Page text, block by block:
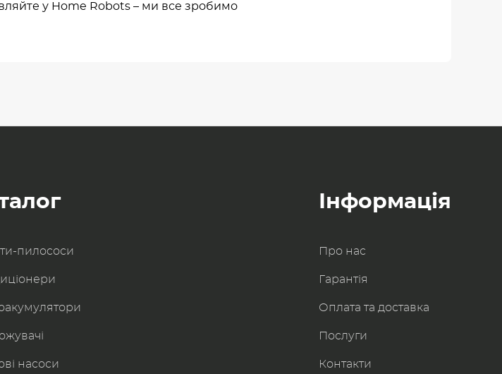
у Home Robots – ми все зробимо
пилоcоси
насоси
Інформація
Про нас
Гарантія
Оплата та доставка
Послуги
Контакти